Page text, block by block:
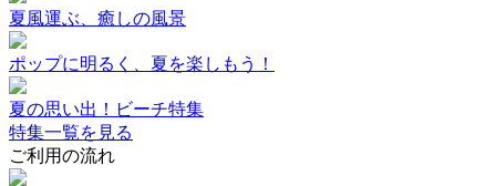
夏風運ぶ、癒しの風景
ポップに明るく、夏を楽しもう！
夏の思い出！ビーチ特集
特集一覧を見る
ご利用の流れ